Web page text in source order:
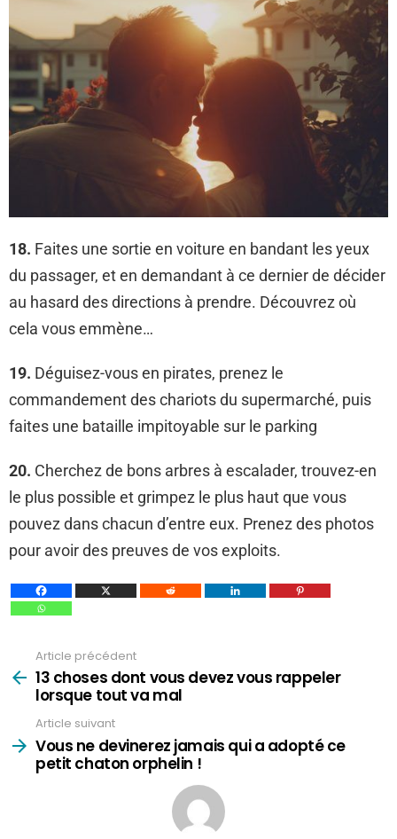
18. Faites une sortie en voiture en bandant les yeux
du passager, et en demandant à ce dernier de décider
au hasard des directions à prendre. Découvrez où
cela vous emmène…
19. Déguisez-vous en pirates, prenez le
commandement des chariots du supermarché, puis
faites une bataille impitoyable sur le parking
20. Cherchez de bons arbres à escalader, trouvez-en
le plus possible et grimpez le plus haut que vous
pouvez dans chacun d’entre eux. Prenez des photos
pour avoir des preuves de vos exploits.
plus
Article précédent
13 choses dont vous devez vous rappeler
lorsque tout va mal
Article suivant
Vous ne devinerez jamais qui a adopté ce
petit chaton orphelin !